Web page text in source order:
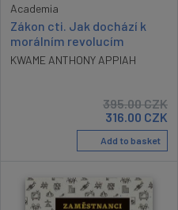
Academia
Zákon cti. Jak dochází k
morálním revolucím
KWAME ANTHONY APPIAH
395.00CZK
316.00 CZK
Add to basket